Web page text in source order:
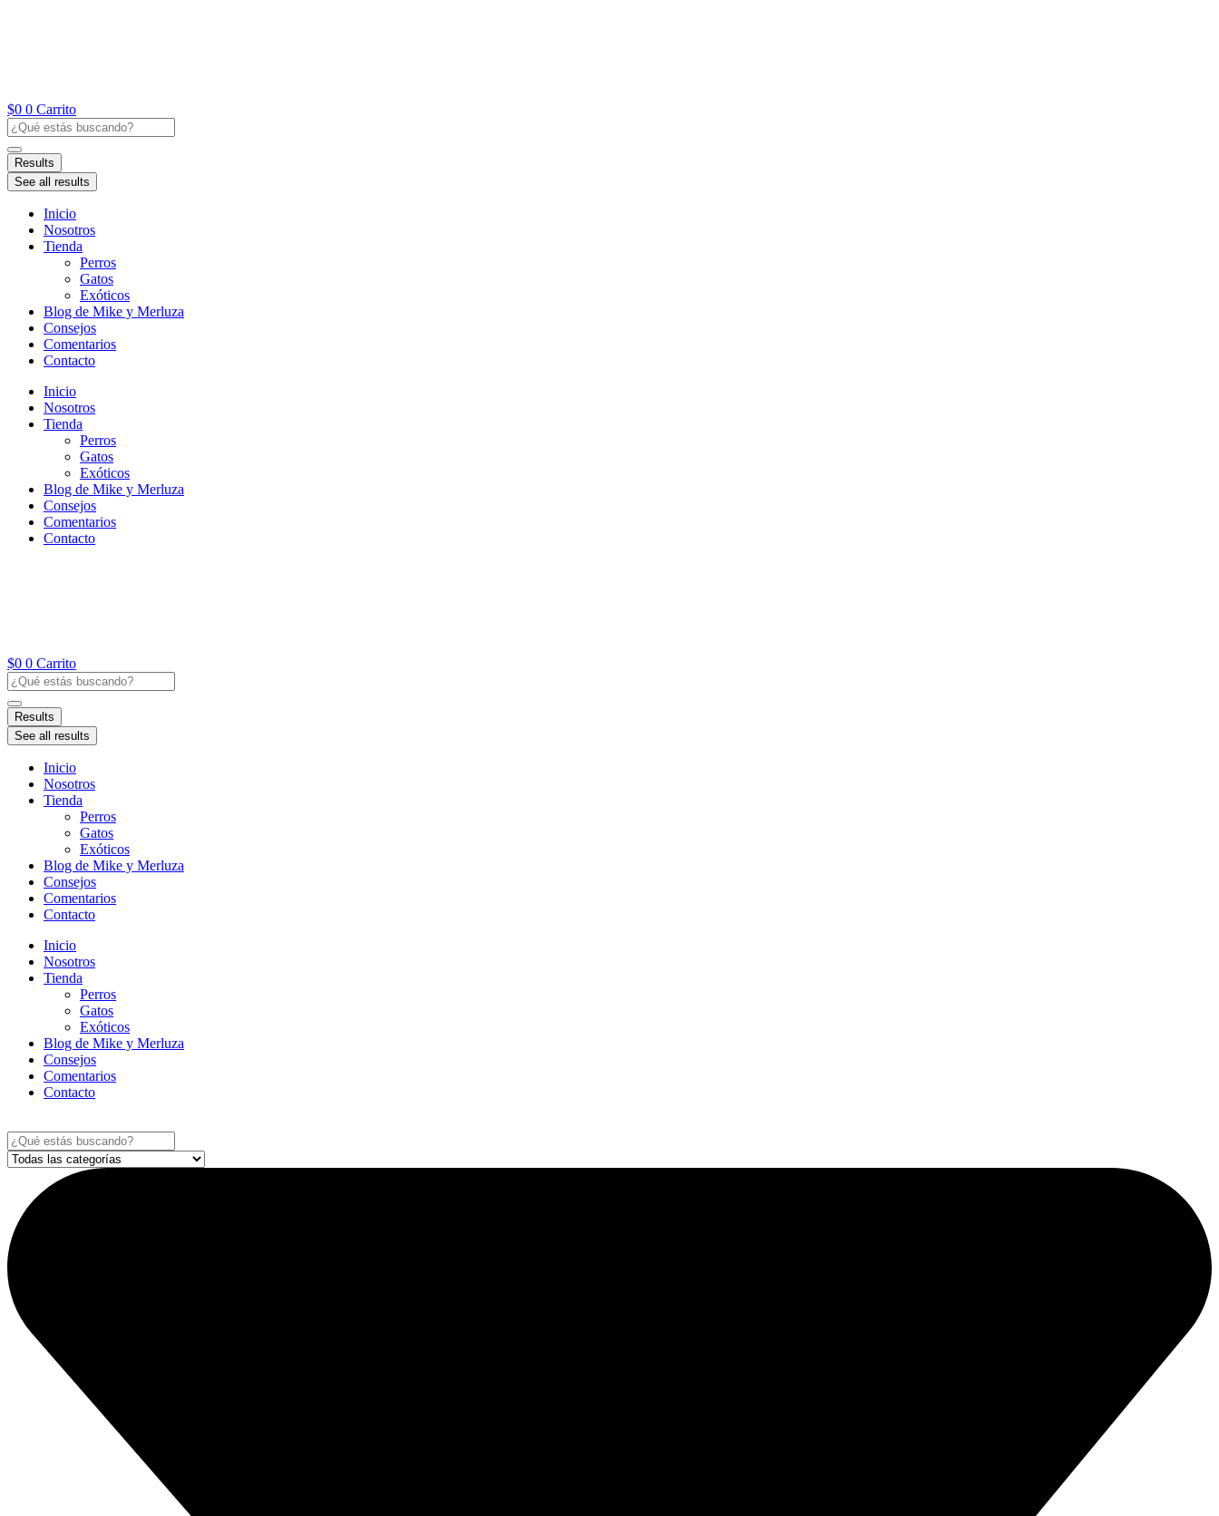
$0 0 Carrito
Search
...
Results
See all results
Inicio
Nosotros
Tienda
Perros
Gatos
Exóticos
Blog de Mike y Merluza
Consejos
Comentarios
Contacto
Inicio
Nosotros
Tienda
Perros
Gatos
Exóticos
Blog de Mike y Merluza
Consejos
Comentarios
Contacto
$0 0 Carrito
Search
...
Results
See all results
Inicio
Nosotros
Tienda
Perros
Gatos
Exóticos
Blog de Mike y Merluza
Consejos
Comentarios
Contacto
Inicio
Nosotros
Tienda
Perros
Gatos
Exóticos
Blog de Mike y Merluza
Consejos
Comentarios
Contacto
Search
...